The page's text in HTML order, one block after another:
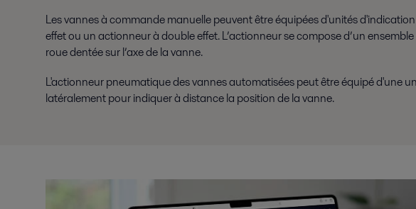
Les vannes à commande manuelle peuvent être équipées d'unités
effet ou un actionneur à double effet. L’actionneur se compose d’un
roue dentée sur l’axe de la vanne.
L'actionneur pneumatique des vannes automatisées peut être équipé d'une
latéralement pour indiquer à distance la position de la vanne.